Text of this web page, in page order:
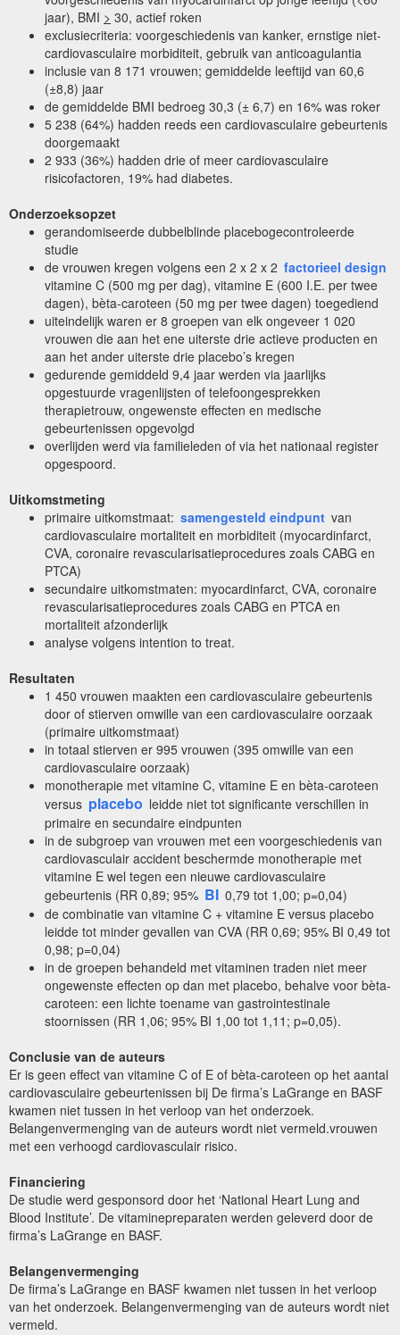
jaar), BMI > 30, actief roken
exclusiecriteria: voorgeschiedenis van kanker, ernstige niet-
cardiovasculaire morbiditeit, gebruik van anticoagulantia
inclusie van 8 171 vrouwen; gemiddelde leeftijd van 60,6
(±8,8) jaar
de gemiddelde BMI bedroeg 30,3 (± 6,7) en 16% was roker
5 238 (64%) hadden reeds een cardiovasculaire gebeurtenis
doorgemaakt
2 933 (36%) hadden drie of meer cardiovasculaire
risicofactoren, 19% had diabetes.
Onderzoeksopzet
gerandomiseerde dubbelblinde placebogecontroleerde
studie
de vrouwen kregen volgens een 2 x 2 x 2 factorieel design
vitamine C (500 mg per dag), vitamine E (600 I.E. per twee
dagen), bèta-caroteen (50 mg per twee dagen) toegediend
uiteindelijk waren er 8 groepen van elk ongeveer 1 020
vrouwen die aan het ene uiterste drie actieve producten en
aan het ander uiterste drie placebo’s kregen
gedurende gemiddeld 9,4 jaar werden via jaarlijks
opgestuurde vragenlijsten of telefoongesprekken
therapietrouw, ongewenste effecten en medische
gebeurtenissen opgevolgd
overlijden werd via familieleden of via het nationaal register
opgespoord.
Uitkomstmeting
primaire uitkomstmaat: samengesteld eindpunt van
cardiovasculaire mortaliteit en morbiditeit (myocardinfarct,
CVA, coronaire revascularisatieprocedures zoals CABG en
PTCA)
secundaire uitkomstmaten: myocardinfarct, CVA, coronaire
revascularisatieprocedures zoals CABG en PTCA en
mortaliteit afzonderlijk
analyse volgens intention to treat.
Resultaten
1 450 vrouwen maakten een cardiovasculaire gebeurtenis
door of stierven omwille van een cardiovasculaire oorzaak
(primaire uitkomstmaat)
in totaal stierven er 995 vrouwen (395 omwille van een
cardiovasculaire oorzaak)
monotherapie met vitamine C, vitamine E en bèta-caroteen
versus placebo leidde niet tot significante verschillen in
primaire en secundaire eindpunten
in de subgroep van vrouwen met een voorgeschiedenis van
cardiovasculair accident beschermde monotherapie met
vitamine E wel tegen een nieuwe cardiovasculaire
gebeurtenis (RR 0,89; 95% BI 0,79 tot 1,00; p=0,04)
de combinatie van vitamine C + vitamine E versus placebo
leidde tot minder gevallen van CVA (RR 0,69; 95% BI 0,49 tot
0,98; p=0,04)
in de groepen behandeld met vitaminen traden niet meer
ongewenste effecten op dan met placebo, behalve voor bèta-
caroteen: een lichte toename van gastrointestinale
stoornissen (RR 1,06; 95% BI 1,00 tot 1,11; p=0,05).
Conclusie van de auteurs
Er is geen effect van vitamine C of E of bèta-caroteen op het aantal
cardiovasculaire gebeurtenissen bij De firma’s LaGrange en BASF
kwamen niet tussen in het verloop van het onderzoek.
Belangenvermenging van de auteurs wordt niet vermeld.vrouwen
met een verhoogd cardiovasculair risico.
Financiering
De studie werd gesponsord door het ‘National Heart Lung and
Blood Institute’. De vitaminepreparaten werden geleverd door de
firma’s LaGrange en BASF.
Belangenvermenging
De firma’s LaGrange en BASF kwamen niet tussen in het verloop
van het onderzoek. Belangenvermenging van de auteurs wordt niet
vermeld.